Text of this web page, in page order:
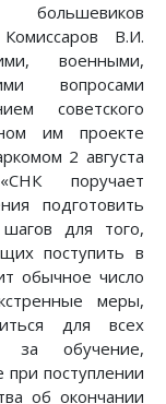
В.И.
военными,
вопросами
советского
им проекте
2 августа
поручает
подготовить
для того,
поступить в
обычное число
меры,
для всех
за обучение,
при поступлении
об окончании